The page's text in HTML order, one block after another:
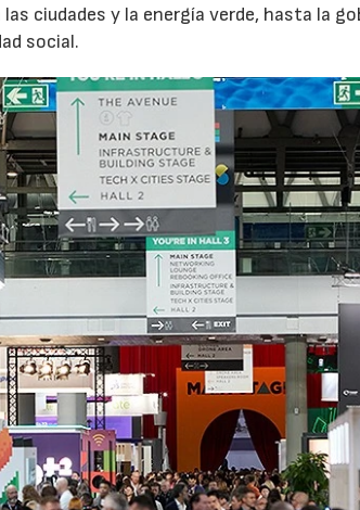
ciudades y la energía verde, hasta la
social.